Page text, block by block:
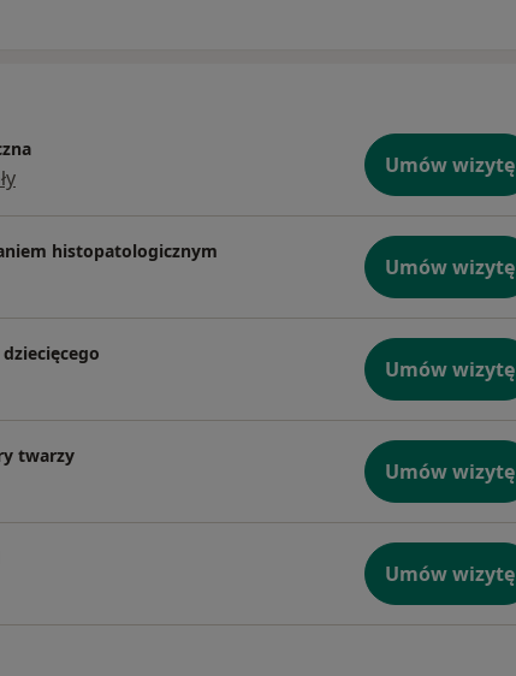
Umów wizytę
histopatologicznym
Umów wizytę
Umów wizytę
twarzy
Umów wizytę
Umów wizytę